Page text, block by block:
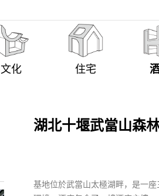
文化 住宅
湖北十堰武當山森
基地位於武當山太極湖畔，是一